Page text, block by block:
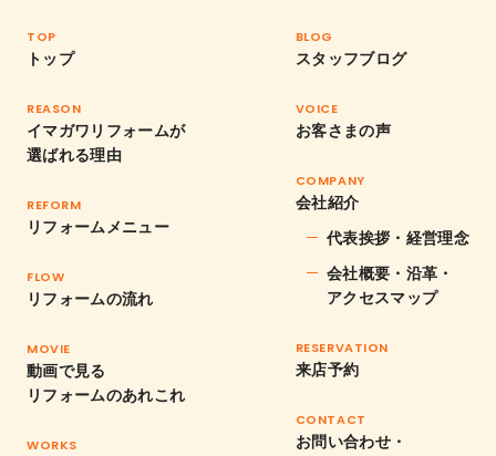
TOP
トップ
REASON
イマガワリフォームが
選ばれる理由
REFORM
リフォームメニュー
FLOW
リフォームの流れ
MOVIE
動画で見る
リフォームのあれこれ
WORKS
BLOG
スタッフブログ
VOICE
お客さまの声
COMPANY
会社紹介
代表挨拶・経営理念
会社概要・沿革・
アクセスマップ
RESERVATION
来店予約
CONTACT
お問い合わせ・